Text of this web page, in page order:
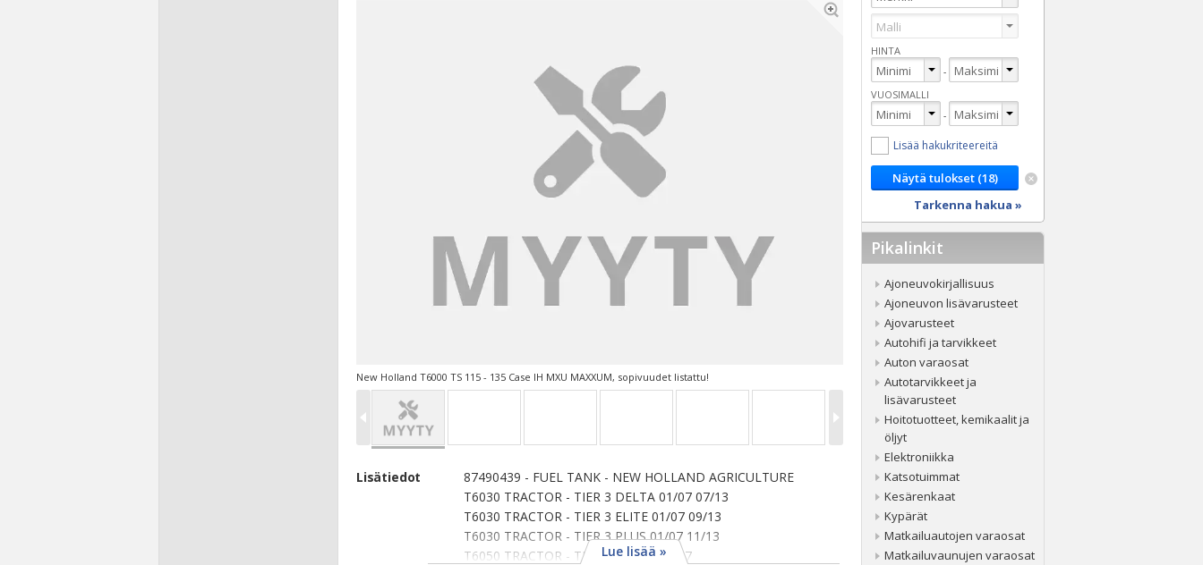
New Holland T6000 TS 115 - 135 Case IH MXU MAXXUM, sopivuudet listattu!
Lisätiedot
87490439 - FUEL TANK - NEW HOLLAND AGRICULTURE
T6030 TRACTOR - TIER 3 DELTA 01/07 07/13
T6030 TRACTOR - TIER 3 ELITE 01/07 09/13
T6030 TRACTOR - TIER 3 PLUS 01/07 11/13
T6050 TRACTOR - TIER 3 DELTA 01/07
Lue lisää »
HINTA
-
VUOSIMALLI
-
Lisää hakukriteereitä
Tarkenna hakua »
Pikalinkit
Ajoneuvokirjallisuus
Ajoneuvon lisävarusteet
Ajovarusteet
Autohifi ja tarvikkeet
Auton varaosat
Autotarvikkeet ja
lisävarusteet
Hoitotuotteet, kemikaalit ja
öljyt
Elektroniikka
Katsotuimmat
Kesärenkaat
Kypärät
Matkailuautojen varaosat
Matkailuvaunujen varaosat